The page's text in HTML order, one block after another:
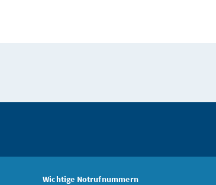
Wichtige Notrufnummern